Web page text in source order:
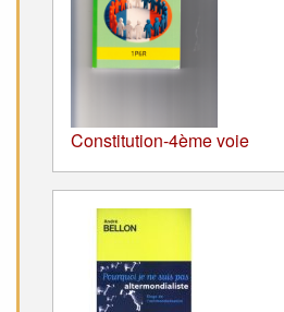
Constitution-4ème voie